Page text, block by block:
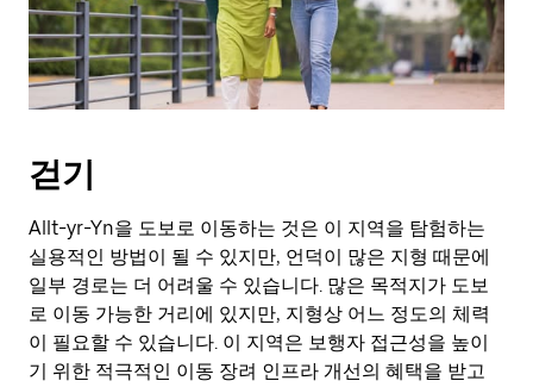
걷기
Allt-yr-Yn을 도보로 이동하는 것은 이 지역을 탐험하는
실용적인 방법이 될 수 있지만, 언덕이 많은 지형 때문에
일부 경로는 더 어려울 수 있습니다. 많은 목적지가 도보
로 이동 가능한 거리에 있지만, 지형상 어느 정도의 체력
이 필요할 수 있습니다. 이 지역은 보행자 접근성을 높이
기 위한 적극적인 이동 장려 인프라 개선의 혜택을 받고